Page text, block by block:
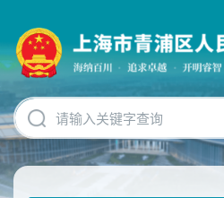
碍
操
明
跳
转
到